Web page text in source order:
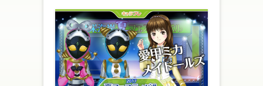
r
で
共
有
(
新
し
い
ウ
ィ
ン
る
に
は
ク
リ
ッ
ク
し
て
く
だ